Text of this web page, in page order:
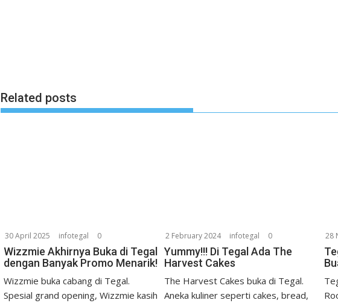
Related posts
30 April 2025 infotegal 0
Wizzmie Akhirnya Buka di Tegal
dengan Banyak Promo Menarik!
Wizzmie buka cabang di Tegal.
Spesial grand opening, Wizzmie kasih
2 February 2024 infotegal 0
Yummy!!! Di Tegal Ada The
Harvest Cakes
The Harvest Cakes buka di Tegal.
Aneka kuliner seperti cakes, bread,
28